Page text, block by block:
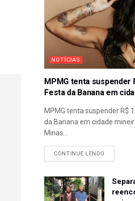
NOTÍCIAS
MPMG tenta suspender
Festa da Banana em
MPMG tenta suspender R$
da Banana em cidade
Minas...
CONTINUE LENDO